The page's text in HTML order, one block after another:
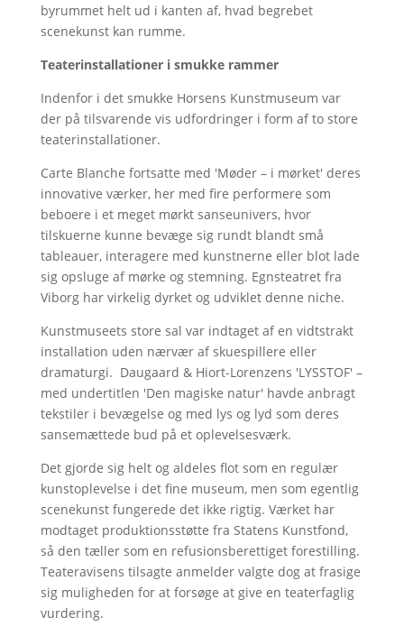
byrummet helt ud i kanten af, hvad begrebet
scenekunst kan rumme.
Teaterinstallationer i smukke rammer
Indenfor i det smukke Horsens Kunstmuseum var
der på tilsvarende vis udfordringer i form af to store
teaterinstallationer.
Carte Blanche fortsatte med 'Møder – i mørket' deres
innovative værker, her med fire performere som
beboere i et meget mørkt sanseunivers, hvor
tilskuerne kunne bevæge sig rundt blandt små
tableauer, interagere med kunstnerne eller blot lade
sig opsluge af mørke og stemning. Egnsteatret fra
Viborg har virkelig dyrket og udviklet denne niche.
Kunstmuseets store sal var indtaget af en vidtstrakt
installation uden nærvær af skuespillere eller
dramaturgi. Daugaard & Hiort-Lorenzens 'LYSSTOF' –
med undertitlen 'Den magiske natur' havde anbragt
tekstiler i bevægelse og med lys og lyd som deres
sansemættede bud på et oplevelsesværk.
Det gjorde sig helt og aldeles flot som en regulær
kunstoplevelse i det fine museum, men som egentlig
scenekunst fungerede det ikke rigtig. Værket har
modtaget produktionsstøtte fra Statens Kunstfond,
så den tæller som en refusionsberettiget forestilling.
Teateravisens tilsagte anmelder valgte dog at frasige
sig muligheden for at forsøge at give en teaterfaglig
vurdering.